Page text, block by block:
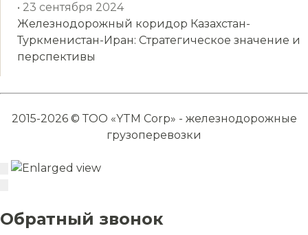
• 23 сентября 2024
Железнодорожный коридор Казахстан-
Туркменистан-Иран: Стратегическое значение и
перспективы
2015-2026 © ТОО «YTM Corp» - железнодорожные
грузоперевозки
Обратный звонок